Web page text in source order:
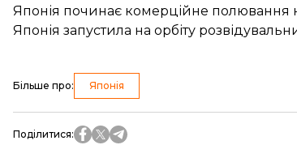
Японія починає комерційне полювання
Японія запустила на орбіту
Більше про: Японія
Поділитися: